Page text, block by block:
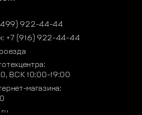
922-44-44
+7 (916) 922-44-44
ВСК 10:00-19:00
магазина: